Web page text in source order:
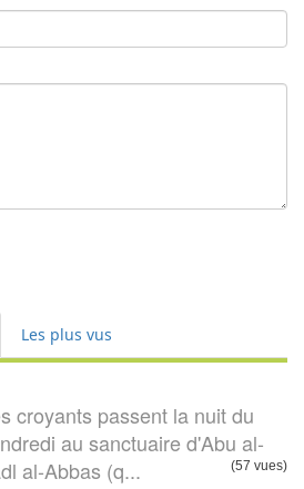
Les plus vus
croyants passent la nuit du
au sanctuaire d'Abu al-
al-Abbas (q...
(57 vues)